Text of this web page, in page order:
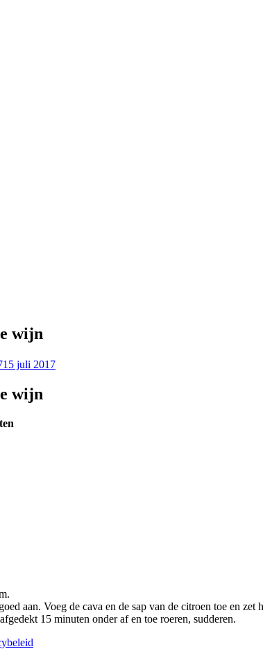
wijn
15 juli 2017
wijn
aan. Voeg de cava en de sap van de citroen toe en zet
15 minuten onder af en toe roeren, sudderen.